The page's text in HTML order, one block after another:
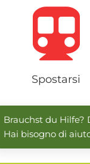
Spostarsi
Brauchst du Hilfe?
Hai bisogno di